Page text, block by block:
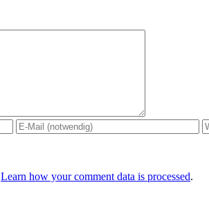
Learn how your comment data is processed.